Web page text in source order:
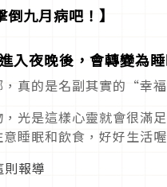
倒九月病吧！】
入夜晚後，會轉變為
真的是名副其實的“幸
光是這樣心靈就會很滿
睡眠和飲食，好好生活喔
報導